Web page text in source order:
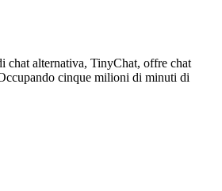
chat alternativa, TinyChat, offre chat
cinque milioni di minuti di